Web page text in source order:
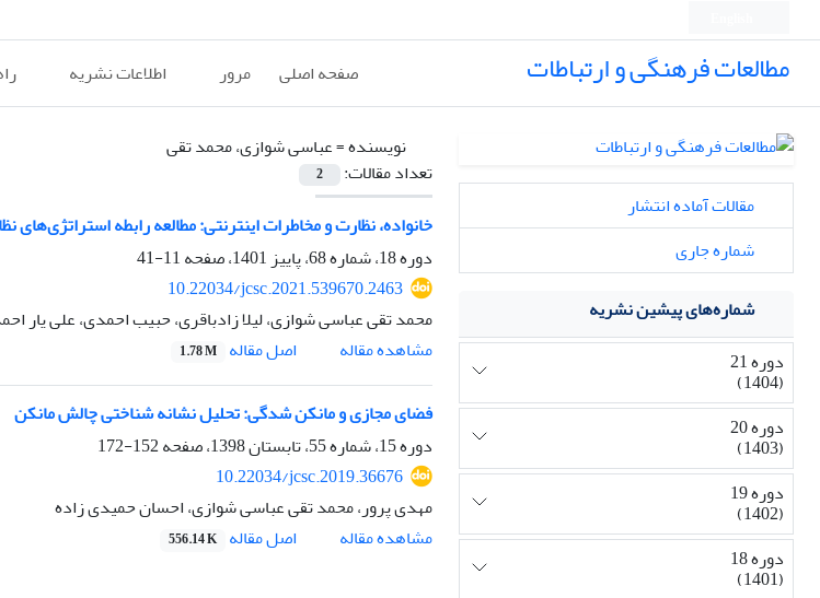
مطالعات فرهنگی و ارتباطات صفحه اصلی مرور اطلاعات نشریه
نویسنده =عباسی شوازی، محمد تقی
تعداد مقالات:
2
خانواده، نظارت و مخاطرات اینترنتی: مطالعه رابطه استراتژی‌های
دوره 18، شماره 68، پاییز 1401، صفحه
11-41
10.22034/jcsc.2021.539670.2463
محمد تقی عباسی شوازی، لیلا زادباقری، حبیب احمدی، علی یار
مشاهده مقاله
اصل مقاله 1.78 M
فضای مجازی و مانکن شدگی: تحلیل نشانه شناختی چالش مانکن
دوره 15، شماره 55، تابستان 1398، صفحه
152-172
10.22034/jcsc.2019.36676
مهدی پرور، محمد تقی عباسی شوازی، احسان حمیدی زاده
مشاهده مقاله
اصل مقاله 556.14 K
مقالات آماده انتشار
شماره جاری
شماره‌های پیشین نشریه
دوره 21
(1404)
دوره 20
(1403)
دوره 19
(1402)
دوره 18
(1401)